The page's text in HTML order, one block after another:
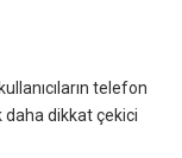
telefon
daha dikkat çekici